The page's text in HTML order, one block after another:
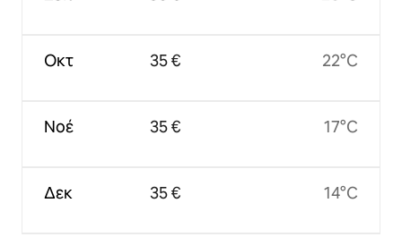
Οκτ
Νοέ
Δεκ
35 €
35 €
35 €
22°C
17°C
14°C